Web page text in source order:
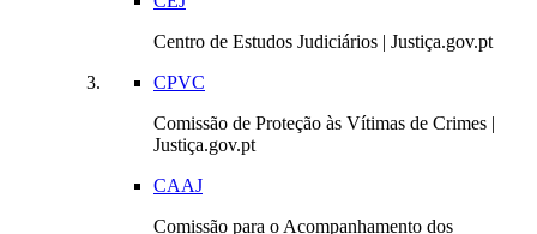
Centro de Estudos Judiciários | Justiça.gov.pt
CPVC
Comissão de Proteção às Vítimas de Crimes |
Justiça.gov.pt
CAAJ
Comissão para o Acompanhamento dos